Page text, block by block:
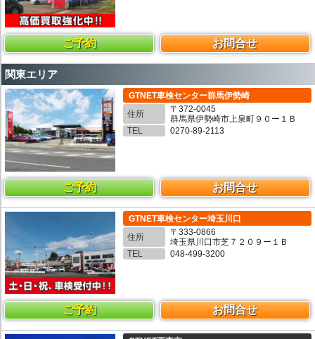
ご予約 お問合せ
関東エリア
GTNET車検センター群馬伊勢崎
住所
〒372-0045
群馬県伊勢崎市上泉町９０ー１Ｂ
TEL
0270-89-2113
ご予約 お問合せ
GTNET車検センター埼玉川口
住所
〒333-0866
埼玉県川口市芝７２０９ー１Ｂ
TEL
048-499-3200
ご予約 お問合せ